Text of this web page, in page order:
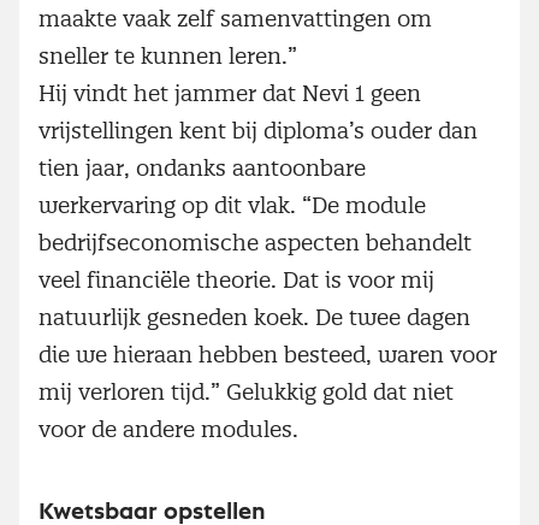
maakte vaak zelf samenvattingen om
sneller te kunnen leren.”
Hij vindt het jammer dat Nevi 1 geen
vrijstellingen kent bij diploma’s ouder dan
tien jaar, ondanks aantoonbare
werkervaring op dit vlak. “De module
bedrijfseconomische aspecten behandelt
veel financiële theorie. Dat is voor mij
natuurlijk gesneden koek. De twee dagen
die we hieraan hebben besteed, waren voor
mij verloren tijd.” Gelukkig gold dat niet
voor de andere modules.
Kwetsbaar opstellen